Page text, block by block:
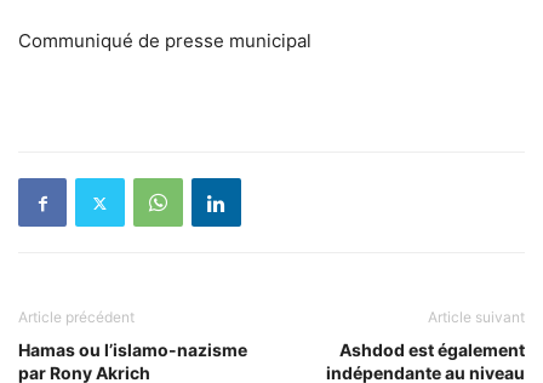
Communiqué de presse municipal
Article précédent
Hamas ou l’islamo-nazisme
par Rony Akrich
Article suivant
Ashdod est également
indépendante au niveau